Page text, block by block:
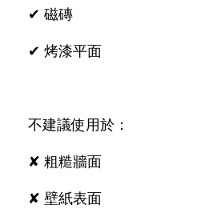
✔ 磁磚
✔ 烤漆平面
不建議使用於：
✘ 粗糙牆面
✘ 壁紙表面